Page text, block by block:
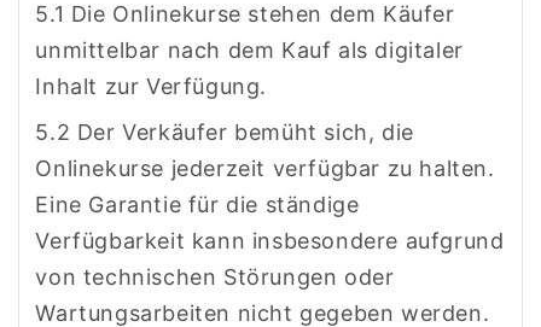
5.1 Die Onlinekurse stehen dem Käufer
unmittelbar nach dem Kauf als digitaler
Inhalt zur Verfügung.
5.2 Der Verkäufer bemüht sich, die
Onlinekurse jederzeit verfügbar zu halten.
Eine Garantie für die ständige
Verfügbarkeit kann insbesondere aufgrund
von technischen Störungen oder
Wartungsarbeiten nicht gegeben werden.